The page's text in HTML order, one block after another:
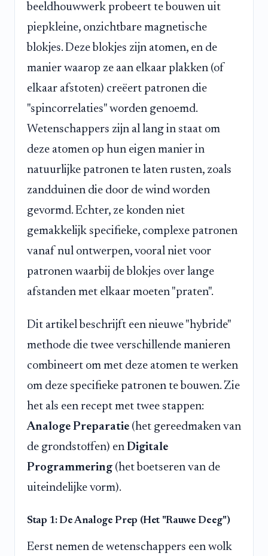
beeldhouwwerk probeert te bouwen uit
piepkleine, onzichtbare magnetische
blokjes. Deze blokjes zijn atomen, en de
manier waarop ze aan elkaar plakken (of
elkaar afstoten) creëert patronen die
"spincorrelaties" worden genoemd.
Wetenschappers zijn al lang in staat om
deze atomen op hun eigen manier in
natuurlijke patronen te laten rusten, zoals
zandduinen die door de wind worden
gevormd. Echter, ze konden niet
gemakkelijk specifieke, complexe patronen
vanaf nul ontwerpen, vooral niet voor
patronen waarbij de blokjes over lange
afstanden met elkaar moeten "praten".
Dit artikel beschrijft een nieuwe "hybride"
methode die twee verschillende manieren
combineert om met deze atomen te werken
om deze specifieke patronen te bouwen. Zie
het als een recept met twee stappen:
Analoge Preparatie (het gereedmaken van
de grondstoffen) en Digitale
Programmering (het boetseren van de
uiteindelijke vorm).
Stap 1: De Analoge Prep (Het "Rauwe Deeg")
Eerst nemen de wetenschappers een wolk